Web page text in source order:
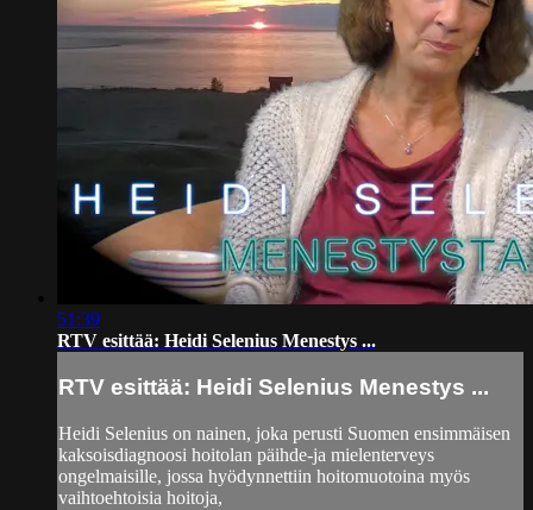
51:39
RTV esittää: Heidi Selenius Menestys ...
RTV esittää: Heidi Selenius Menestys ...
Heidi Selenius on nainen, joka perusti Suomen ensimmäisen
kaksoisdiagnoosi hoitolan päihde-ja mielenterveys
ongelmaisille, jossa hyödynnettiin hoitomuotoina myös
vaihtoehtoisia hoitoja,